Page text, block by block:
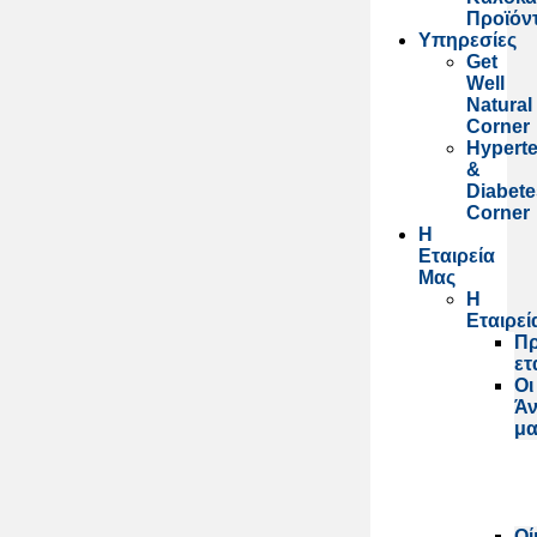
Υπηρεσίες
Get
Well
Natural
Corner
&
Corner
Η
Εταιρεία
Μας
Η
Οι